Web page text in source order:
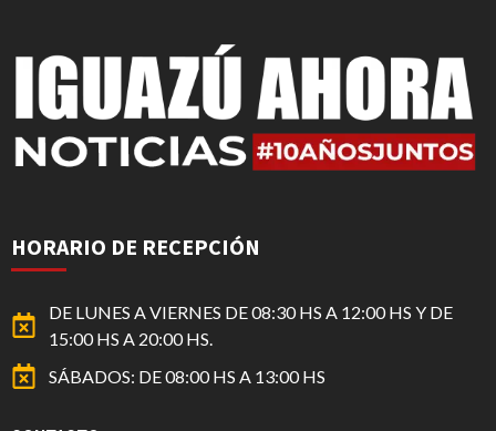
HORARIO DE RECEPCIÓN
DE LUNES A VIERNES DE 08:30 HS A 12:00 HS Y DE
15:00 HS A 20:00 HS.
SÁBADOS: DE 08:00 HS A 13:00 HS